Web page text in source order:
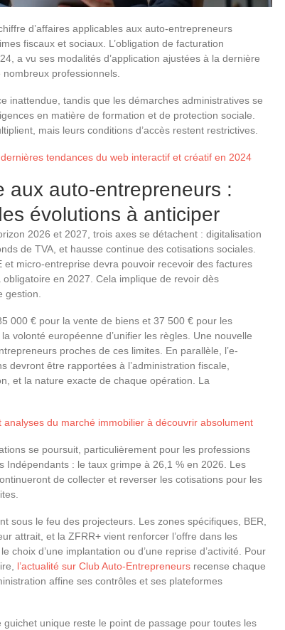
d’affaires applicables aux auto-entrepreneurs
fiscaux et sociaux. L’obligation de facturation
a vu ses modalités d’application ajustées à la dernière
professionnels.
inattendue, tandis que les démarches administratives se
en matière de formation et de protection sociale.
mais leurs conditions d’accès restent restrictives.
tendances du web interactif et créatif en 2024
aux auto-entrepreneurs :
évolutions à anticiper
2026 et 2027, trois axes se détachent : digitalisation
de TVA, et hausse continue des cotisations sociales.
micro-entreprise devra pouvoir recevoir des factures
en 2027. Cela implique de revoir dès
gestion.
000 € pour la vente de biens et 37 500 € pour les
volonté européenne d’unifier les règles. Une nouvelle
proches de ces limites. En parallèle, l’e-
devront être rapportées à l’administration fiscale,
et la nature exacte de chaque opération. La
du marché immobilier à découvrir absolument
se poursuit, particulièrement pour les professions
Indépendants : le taux grimpe à 26,1 % en 2026. Les
de collecter et reverser les cotisations pour les
sous le feu des projecteurs. Les zones spécifiques, BER,
attrait, et la ZFRR+ vient renforcer l’offre dans les
choix d’une implantation ou d’une reprise d’activité. Pour
l’actualité sur Club Auto-Entrepreneurs recense chaque
affine ses contrôles et ses plateformes
unique reste le point de passage pour toutes les